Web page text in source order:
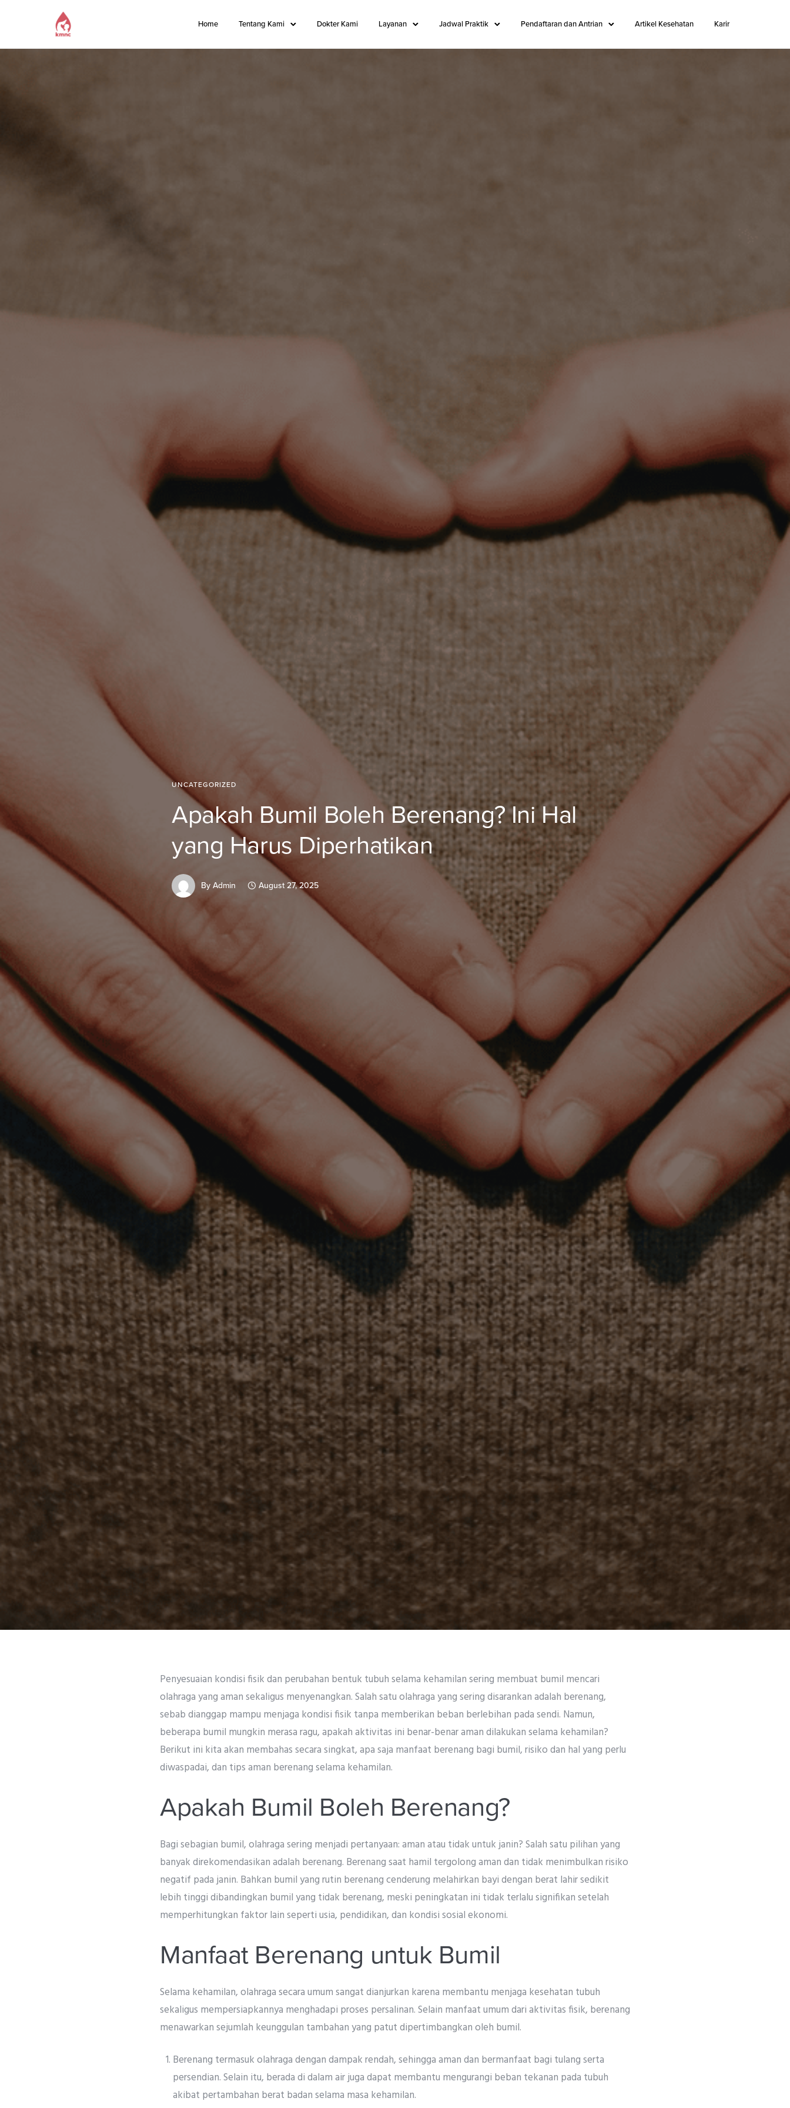
Home Tentang Kami Dokter Kami Layanan Jadwal Praktik Pendaftaran dan Antrian Artikel Kesehatan Karir
UNCATEGORIZED
Apakah Bumil Boleh Berenang? Ini Hal
yang Harus Diperhatikan
By Admin August 27, 2025
Penyesuaian kondisi fisik dan perubahan bentuk tubuh selama kehamilan sering membuat bumil mencari
olahraga yang aman sekaligus menyenangkan. Salah satu olahraga yang sering disarankan adalah berenang,
sebab dianggap mampu menjaga kondisi fisik tanpa memberikan beban berlebihan pada sendi. Namun,
beberapa bumil mungkin merasa ragu, apakah aktivitas ini benar-benar aman dilakukan selama kehamilan?
Berikut ini kita akan membahas secara singkat, apa saja manfaat berenang bagi bumil, risiko dan hal yang perlu
diwaspadai, dan tips aman berenang selama kehamilan.
Apakah Bumil Boleh Berenang?
Bagi sebagian bumil, olahraga sering menjadi pertanyaan: aman atau tidak untuk janin? Salah satu pilihan yang
banyak direkomendasikan adalah berenang. Berenang saat hamil tergolong aman dan tidak menimbulkan risiko
negatif pada janin. Bahkan bumil yang rutin berenang cenderung melahirkan bayi dengan berat lahir sedikit
lebih tinggi dibandingkan bumil yang tidak berenang, meski peningkatan ini tidak terlalu signifikan setelah
memperhitungkan faktor lain seperti usia, pendidikan, dan kondisi sosial ekonomi.
Manfaat Berenang untuk Bumil
Selama kehamilan, olahraga secara umum sangat dianjurkan karena membantu menjaga kesehatan tubuh
sekaligus mempersiapkannya menghadapi proses persalinan. Selain manfaat umum dari aktivitas fisik, berenang
menawarkan sejumlah keunggulan tambahan yang patut dipertimbangkan oleh bumil.
Berenang termasuk olahraga dengan dampak rendah, sehingga aman dan bermanfaat bagi tulang serta
persendian. Selain itu, berada di dalam air juga dapat membantu mengurangi beban tekanan pada tubuh
akibat pertambahan berat badan selama masa kehamilan.